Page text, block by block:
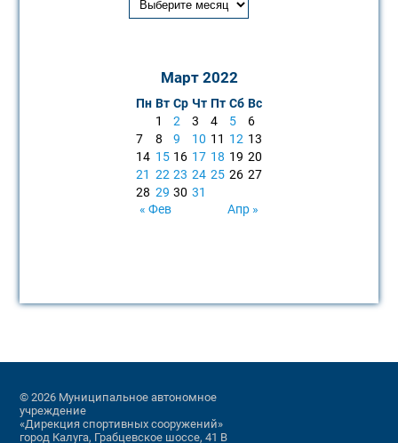
Март 2022
Пн Вт Ср Чт Пт Сб Вс
1
2 3 4 5
6
7
8 9 10 11 12 13
14 15 16 17 18 19 20
21 22 23 24 25 26 27
28 29 30 31
« Фев
Апр »
© 2026 Муниципальное автономное
учреждение
«Дирекция спортивных сооружений»
город Калуга, Грабцевское шоссе, 41 В